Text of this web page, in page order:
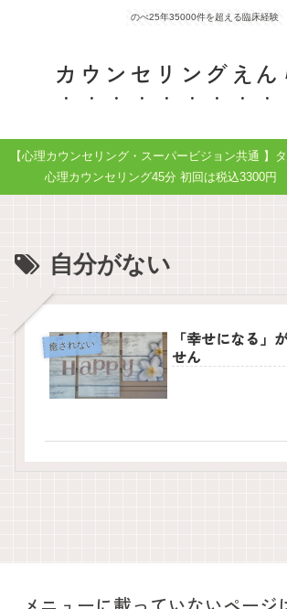
のべ25年35000件を超える臨床経験
カウンセリングえん
【心理カウンセリング・スーパービジョン共通
心理カウンセリング45分 初回は税込3300
自分がない
癒されない
「幸せになる」
せん